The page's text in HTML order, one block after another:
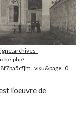
l’oeuvre de